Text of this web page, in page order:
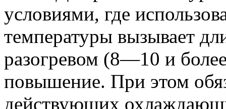
условиями, где
температуры вызывает
разогревом (8—10 и
повышение. При этом
действующих